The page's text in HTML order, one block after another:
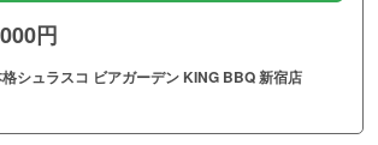
円
シュラスコ ビアガーデン KING BBQ 新宿店